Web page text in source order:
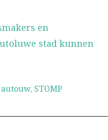
en
stad kunnen
autouw, STOMP